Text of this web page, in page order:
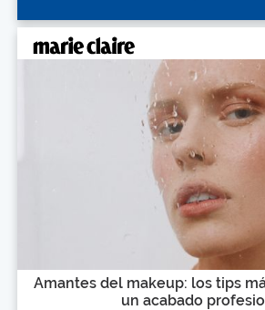
Amantes del makeup: los tips
un acabado